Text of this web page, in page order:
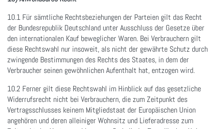
10.1 Für sämtliche Rechtsbeziehungen der Parteien gilt das Recht
der Bundesrepublik Deutschland unter Ausschluss der Gesetze über
den internationalen Kauf beweglicher Waren. Bei Verbrauchern gilt
diese Rechtswahl nur insoweit, als nicht der gewährte Schutz durch
zwingende Bestimmungen des Rechts des Staates, in dem der
Verbraucher seinen gewöhnlichen Aufenthalt hat, entzogen wird.
10.2 Ferner gilt diese Rechtswahl im Hinblick auf das gesetzliche
Widerrufsrecht nicht bei Verbrauchern, die zum Zeitpunkt des
Vertragsschlusses keinem Mitgliedstaat der Europäischen Union
angehören und deren alleiniger Wohnsitz und Lieferadresse zum